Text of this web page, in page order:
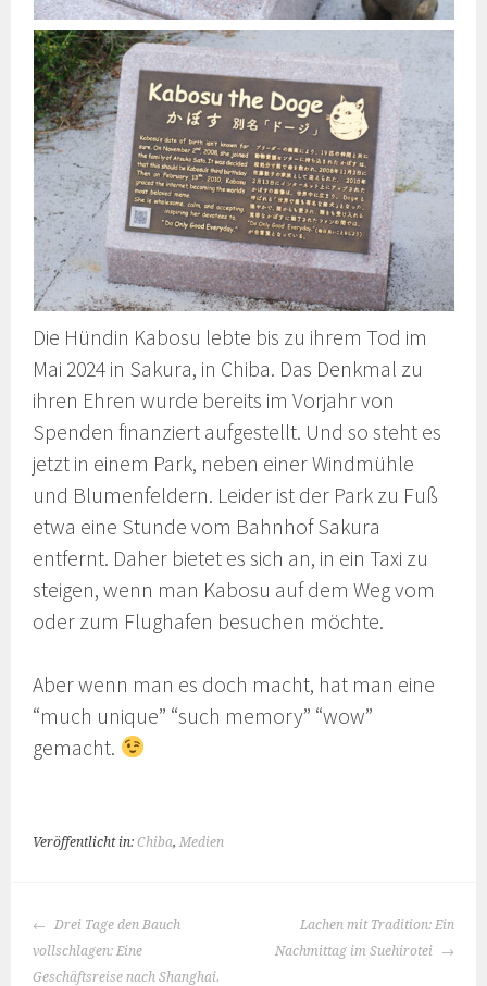
Die Hündin Kabosu lebte bis zu ihrem Tod im
Mai 2024 in Sakura, in Chiba. Das Denkmal zu
ihren Ehren wurde bereits im Vorjahr von
Spenden finanziert aufgestellt. Und so steht es
jetzt in einem Park, neben einer Windmühle
und Blumenfeldern. Leider ist der Park zu Fuß
etwa eine Stunde vom Bahnhof Sakura
entfernt. Daher bietet es sich an, in ein Taxi zu
steigen, wenn man Kabosu auf dem Weg vom
oder zum Flughafen besuchen möchte.
Aber wenn man es doch macht, hat man eine
“much unique” “such memory” “wow”
gemacht.
Veröffentlicht in:Chiba, Medien
BEITRAGS-
NAVIGATION
Drei Tage den Bauch
vollschlagen: Eine
Geschäftsreise nach Shanghai.
Lachen mit Tradition: Ein
Nachmittag im Suehirotei